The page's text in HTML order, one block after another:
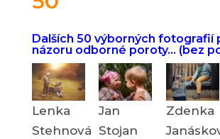
Dalších 50 výborných fotografií
názoru odborné poroty… (bez
Lenka
Stehnová
Jan
Stojan
Zdenka